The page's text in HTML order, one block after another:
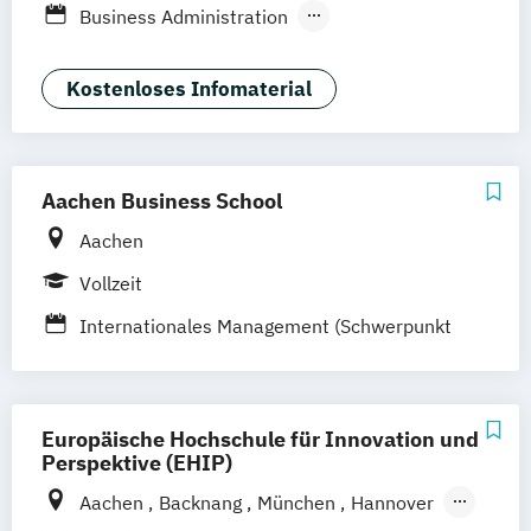
Köln Mannheim München
Neuss Nürnberg Siegen Stuttgart
Wesel Wuppertal Augsburg
Leipzig Gütersloh Hagen Karlsruhe
Saarbrücken Mainz Arnsberg
Digitales Live Studium (DLS)
Business Administration
International Management
Marketing & Digitale Medien
Kostenloses Infomaterial
Aachen Business School
Aachen
Vollzeit
Internationales Management (Schwerpunkt
Europäische Hochschule für Innovation und
Perspektive (EHIP)
Aachen Backnang München
Hannover